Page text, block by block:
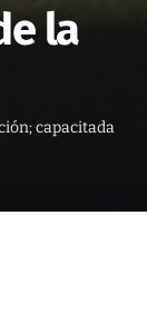
la
capacitada